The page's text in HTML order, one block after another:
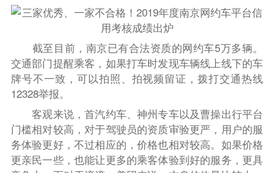
截至目前，南京已有合法资质的网约车5万多辆。
交通部门提醒乘客，如果打车时发现车辆线上线下的车
牌号不一致，可以拍照、拍视频留证，拨打交通热线
12328举报。
客观来说，首汽约车、神州专车以及曹操出行平台
门槛相对较高，对于驾驶员的资质审验更严，用户的服
务体验更好，不过相应的，价格也相对较高。如果价格
更亲民一些，也能让更多的乘客体验到好的服务，更具